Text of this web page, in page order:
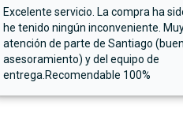
Excelente servicio. La compra ha
he tenido ningún inconveniente.
atención de parte de Santiago (buen
asesoramiento) y del equipo de
entrega.Recomendable 100%